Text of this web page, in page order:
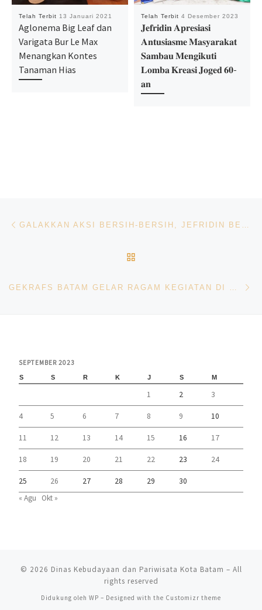
Telah Terbit 13 Januari 2021
Aglonema Big Leaf dan
Varigata Bur Le Max
Menangkan Kontes
Tanaman Hias
Telah Terbit 4 Desember 2023
𝐉𝐞𝐟𝐫𝐢𝐝𝐢𝐧 𝐀𝐩𝐫𝐞𝐬𝐢𝐚𝐬𝐢
𝐀𝐧𝐭𝐮𝐬𝐢𝐚𝐬𝐦𝐞 𝐌𝐚𝐬𝐲𝐚𝐫𝐚𝐤𝐚𝐭
𝐒𝐚𝐦𝐛𝐚𝐮 𝐌𝐞𝐧𝐠𝐢𝐤𝐮𝐭𝐢
𝐋𝐨𝐦𝐛𝐚 𝐊𝐫𝐞𝐚𝐬𝐢 𝐉𝐨𝐠𝐞𝐝 𝟔𝟎-
𝐚𝐧
Navigasi pos
SEPTEMBER 2023
S S R K J S M
1 2 3
4 5 6 7 8 9 10
11 12 13 14 15 16 17
18 19 20 21 22 23 24
25 26 27 28 29
30
« Agu
Okt »
© 2026 Dinas Kebudayaan dan Pariwisata Kota Batam – All
rights reserved
Didukung oleh WP – Designed with the Customizr theme